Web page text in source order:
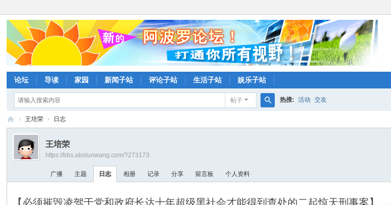
论坛 导读 家园 新闻子站 评论子站 生活子站 娱乐子站
帖子
索
热搜: 活动 交友
阿
罗
› 王培荣 › 日志
王培荣
https://bbs.aboluowang.com/?273173
广播 主题 日志 相册 记录 分享 留言板 个人资料
【必须摧毁凌驾于党和政府长达十年超级黑社会才能得到查处的二起惊天刑事案】 ...